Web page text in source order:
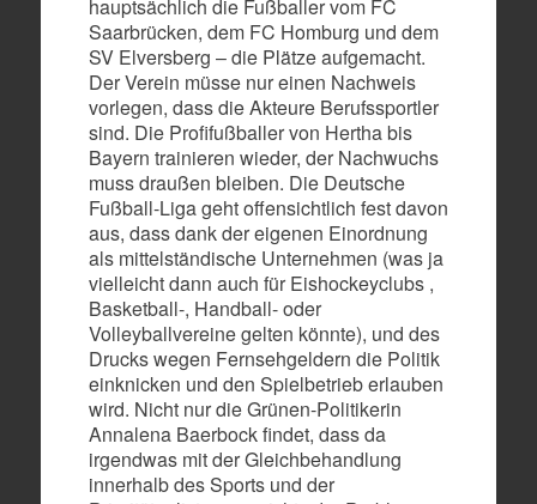
hauptsächlich die Fußballer vom FC
Saarbrücken, dem FC Homburg und dem
SV Elversberg – die Plätze aufgemacht.
Der Verein müsse nur einen Nachweis
vorlegen, dass die Akteure Berufssportler
sind. Die Profifußballer von Hertha bis
Bayern trainieren wieder, der Nachwuchs
muss draußen bleiben. Die Deutsche
Fußball-Liga geht offensichtlich fest davon
aus, dass dank der eigenen Einordnung
als mittelständische Unternehmen (was ja
vielleicht dann auch für Eishockeyclubs ,
Basketball-, Handball- oder
Volleyballvereine gelten könnte), und des
Drucks wegen Fernsehgeldern die Politik
einknicken und den Spielbetrieb erlauben
wird. Nicht nur die Grünen-Politikerin
Annalena Baerbock findet, dass da
irgendwas mit der Gleichbehandlung
innerhalb des Sports und der